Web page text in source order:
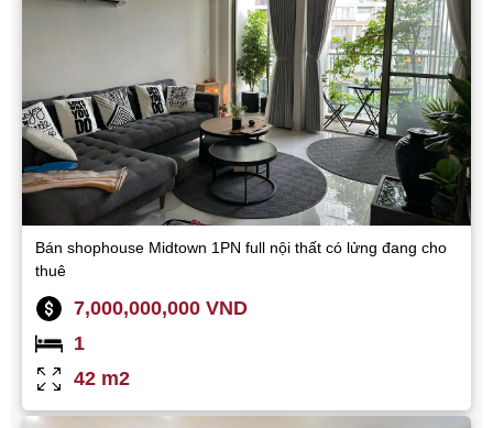
Bán shophouse Midtown 1PN full nội thất có lửng đang cho
thuê
7,000,000,000 VND
1
42 m2